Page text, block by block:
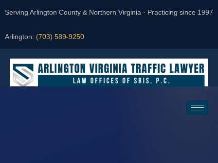
Serving Arlington County & Northern Virginia · Practicing since 1997
Arlington: (703) 589-9250